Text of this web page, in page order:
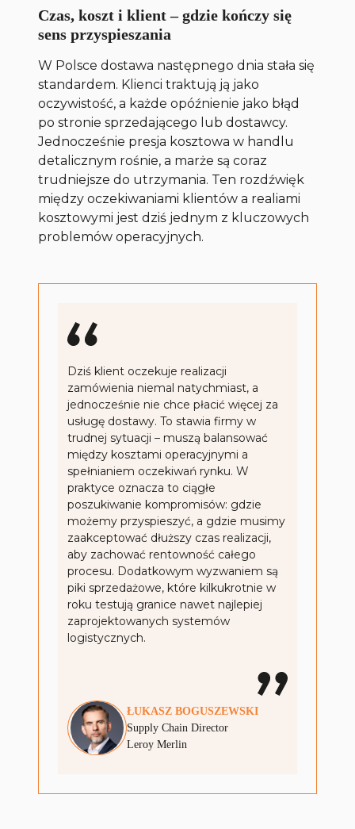
Czas, koszt i klient – gdzie kończy się
sens przyspieszania
W Polsce dostawa następnego dnia stała się
standardem. Klienci traktują ją jako
oczywistość, a każde opóźnienie jako błąd
po stronie sprzedającego lub dostawcy.
Jednocześnie presja kosztowa w handlu
detalicznym rośnie, a marże są coraz
trudniejsze do utrzymania. Ten rozdźwięk
między oczekiwaniami klientów a realiami
kosztowymi jest dziś jednym z kluczowych
problemów operacyjnych.
Dziś klient oczekuje realizacji
zamówienia niemal natychmiast, a
jednocześnie nie chce płacić więcej za
usługę dostawy. To stawia firmy w
trudnej sytuacji – muszą balansować
między kosztami operacyjnymi a
spełnianiem oczekiwań rynku. W
praktyce oznacza to ciągłe
poszukiwanie kompromisów: gdzie
możemy przyspieszyć, a gdzie musimy
zaakceptować dłuższy czas realizacji,
aby zachować rentowność całego
procesu. Dodatkowym wyzwaniem są
piki sprzedażowe, które kilkukrotnie w
roku testują granice nawet najlepiej
zaprojektowanych systemów
logistycznych.
ŁUKASZBOGUSZEWSKI
Supply Chain Director
Leroy Merlin